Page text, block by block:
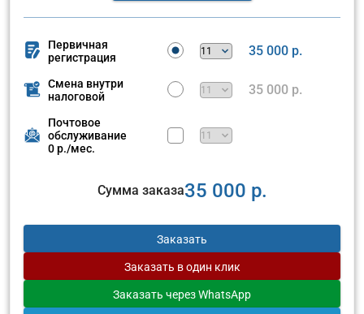
Первичная
регистрация
35 000 р.
Смена внутри
налоговой
35 000 р.
Почтовое
обслуживание
0 р./мес.
Сумма заказа35 000 р.
Заказать
Заказать в один клик
Заказать через WhatsApp